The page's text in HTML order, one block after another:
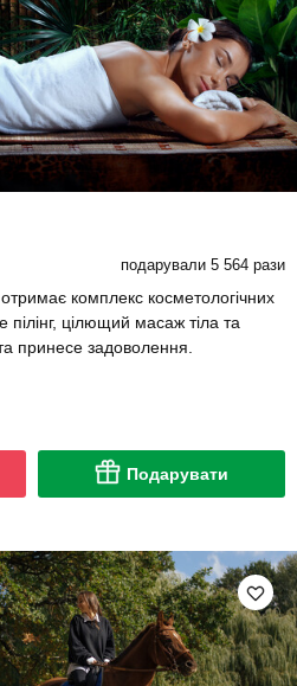
подарували 5 564 рази
комплекс косметологічних
цілющий масаж тіла та
принесе задоволення.
Подарувати